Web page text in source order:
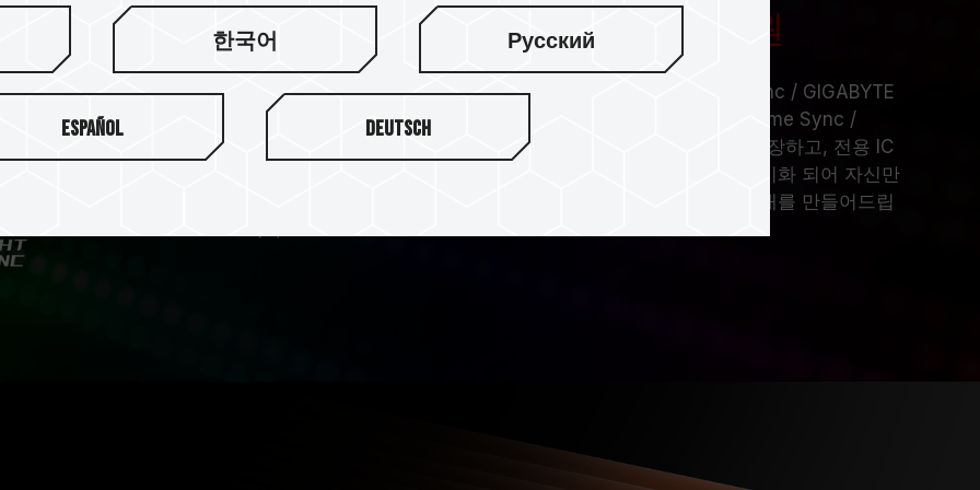
여러 조명 제어 소프트웨어 지원
T-FORCE NIGHT HAWK RGB 게이밍 메모리는 ASUS Aura Sync / GIGABYTE
RGB Fusion 2.0 / MSI Mystic Light Sync / ASROCK-Polychrome Sync /
BIOSTAR Advanced VIVID LED DJ
어와 호환성을 보장하고, 전용 IC
컨트롤러 덕분에 각 메모리 모듈이 시간 오차 없이 완벽하게 동기화 되어 자신만
의 조명 효과를 디자인할 수 있으며 시스템을 시각적 향연의 무대를 만들어드립
한국어 Русский
Español Deutsch